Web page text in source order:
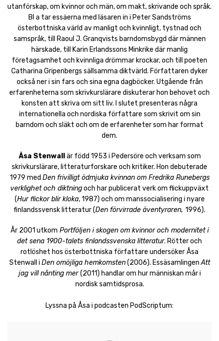
utanförskap, om kvinnor och män, om makt, skrivande och språk.
Bl a tar essäerna med läsaren in i Peter Sandströms
österbottniska värld av manligt och kvinnligt, tystnad och
samspråk, till Raoul J. Granqvists barndomsbygd där männen
härskade, till Karin Erlandssons Minkrike där manlig
företagsamhet och kvinnliga drömmar krockar, och till poeten
Catharina Gripenbergs sällsamma diktvärld. Författaren dyker
också ner i sin fars och sina egna dagböcker. Utgående från
erfarenheterna som skrivkurslärare diskuterar hon behovet och
konsten att skriva om sitt liv. I slutet presenteras några
internationella och nordiska författare som skrivit om sin
barndom och släkt och om de erfarenheter som har format
dem.
Åsa Stenwallär född 1953 i Pedersöre och verksam som
skrivkurslärare, litteraturforskare och kritiker. Hon debuterade
1979 med Den frivilligt ödmjuka kvinnan om Fredrika Runebergs
verklighet och diktningoch har publicerat verk om flickuppväxt
(Hur flickor blir kloka, 1987) och om manssocialisering i nyare
finlandssvensk litteratur (Den förvirrade äventyraren, 1996).
År 2001 utkom Portföljen i skogen om kvinnor och modernitet i
det sena 1900-talets finlandssvenska litteratur. Rötter och
rotlöshet hos österbottniska författare undersöker Åsa
Stenwall i Den omöjliga hemkomsten(2006). EssäsamlingenAtt
jag vill nånting mer(2011) handlar om hur människan mår i
nordisk samtidsprosa.
Lyssna på Åsa i podcasten PodScriptum: